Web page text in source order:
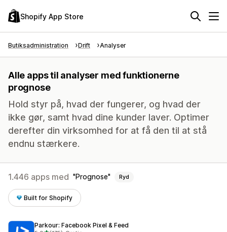
Shopify App Store
Butiksadministration Drift Analyser
Alle apps til analyser med funktionerne
prognose
Hold styr på, hvad der fungerer, og hvad der
ikke gør, samt hvad dine kunder laver. Optimer
derefter din virksomhed for at få den til at stå
endnu stærkere.
1.446 apps med Prognose Ryd
Built for Shopify
Parkour: Facebook Pixel & Feed